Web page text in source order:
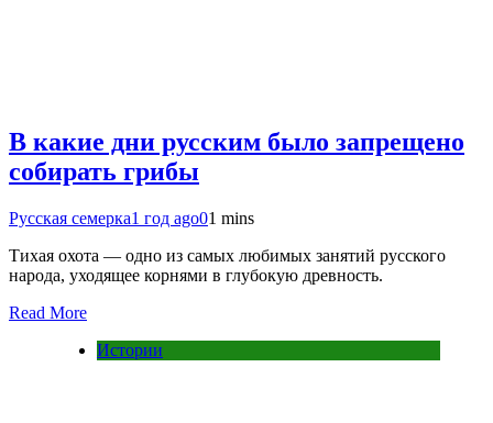
В какие дни русским было запрещено
собирать грибы
Русская семерка1 год ago01 mins
Тихая охота — одно из самых любимых занятий русского
народа, уходящее корнями в глубокую древность.
Read More
Истории